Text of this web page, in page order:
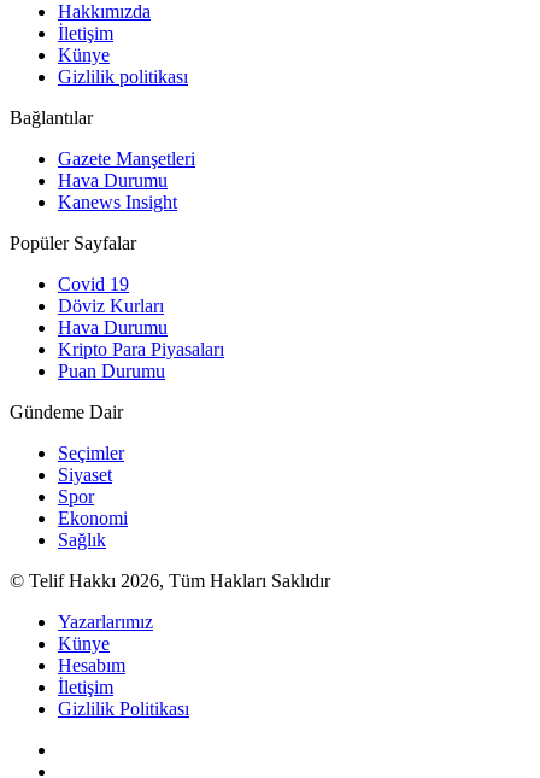
Hakkımızda
İletişim
Künye
Gizlilik politikası
Bağlantılar
Gazete Manşetleri
Hava Durumu
Kanews Insight
Popüler Sayfalar
Covid 19
Döviz Kurları
Hava Durumu
Kripto Para Piyasaları
Puan Durumu
Gündeme Dair
Seçimler
Siyaset
Spor
Ekonomi
Sağlık
© Telif Hakkı 2026, Tüm Hakları Saklıdır
Yazarlarımız
Künye
Hesabım
İletişim
Gizlilik Politikası